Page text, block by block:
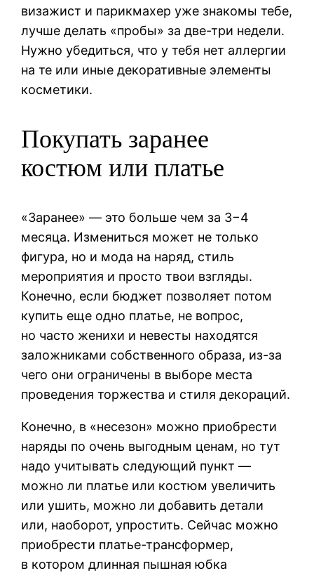
визажист и парикмахер уже знакомы тебе,
лучше делать «пробы» за две-три недели.
Нужно убедиться, что у тебя нет аллергии
на те или иные декоративные элементы
косметики.
Покупать заранее
костюм или платье
«Заранее» — это больше чем за 3−4
месяца. Измениться может не только
фигура, но и мода на наряд, стиль
мероприятия и просто твои взгляды.
Конечно, если бюджет позволяет потом
купить еще одно платье, не вопрос,
но часто женихи и невесты находятся
заложниками собственного образа, из-за
чего они ограничены в выборе места
проведения торжества и стиля декораций.
Конечно, в «несезон» можно приобрести
наряды по очень выгодным ценам, но тут
надо учитывать следующий пункт —
можно ли платье или костюм увеличить
или ушить, можно ли добавить детали
или, наоборот, упростить. Сейчас можно
приобрести платье-трансформер,
в котором длинная пышная юбка